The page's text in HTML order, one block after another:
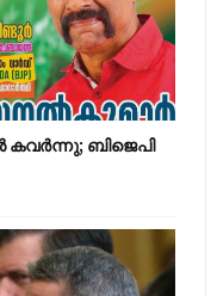
ബിജെപി